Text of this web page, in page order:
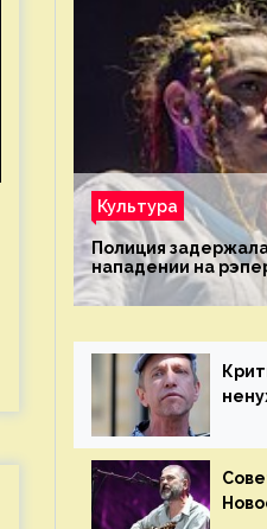
Культура
Полиция
нападении на